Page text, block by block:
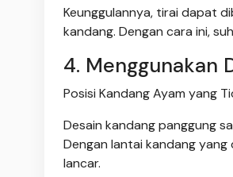
Keunggulannya, tirai dapat
kandang. Dengan cara ini,
4. Menggunakan
Posisi Kandang Ayam yang
Desain kandang panggung
Dengan lantai kandang
lancar.